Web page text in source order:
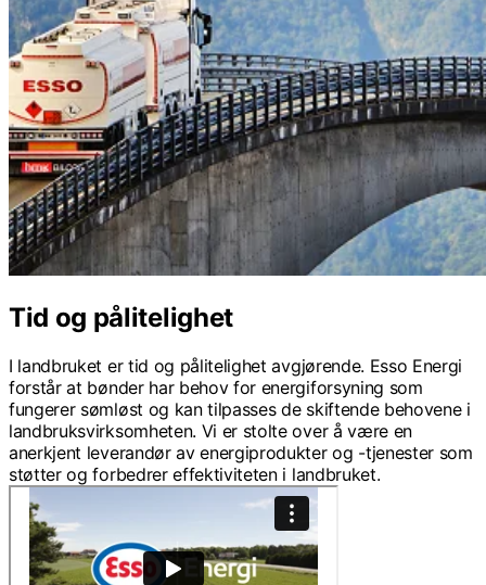
Tid og pålitelighet
I landbruket er tid og pålitelighet avgjørende. Esso Energi
forstår at bønder har behov for energiforsyning som
fungerer sømløst og kan tilpasses de skiftende behovene i
landbruksvirksomheten. Vi er stolte over å være en
anerkjent leverandør av energiprodukter og -tjenester som
støtter og forbedrer effektiviteten i landbruket.